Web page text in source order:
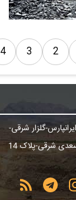
2
3
4
گلزار شرقی-
کوی فردوس-کوچه سعدی شرقی-پلاک 14